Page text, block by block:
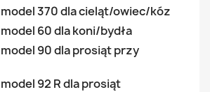
model 370 dla cieląt/owiec/kóz
model 60 dla koni/bydła
model 90 dla prosiąt przy
model 92 R dla prosiąt